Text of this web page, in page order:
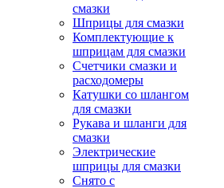
смазки
Шприцы для смазки
Комплектующие к
шприцам для смазки
Счетчики смазки и
расходомеры
Катушки со шлангом
для смазки
Рукава и шланги для
смазки
Электрические
шприцы для смазки
Снято с